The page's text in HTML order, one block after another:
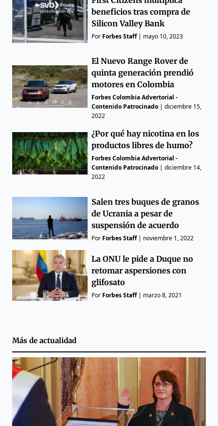
beneficios tras compra de
Silicon Valley Bank
Por Forbes Staff| mayo 10, 2023
El Nuevo Range Rover de
quinta generación prendió
motores en Colombia
Forbes Colombia Advertorial -
Contenido Patrocinado |diciembre 15,
2022
¿Por qué hay nicotina en los
productos libres de humo?
Forbes Colombia Advertorial -
Contenido Patrocinado |diciembre 14,
2022
Salen tres buques de granos
de Ucrania a pesar de
suspensión de acuerdo
Por Forbes Staff| noviembre 1, 2022
La ONU le pide a Duque no
retomar aspersiones con
glifosato
Por Forbes Staff| marzo 8, 2021
Más de actualidad